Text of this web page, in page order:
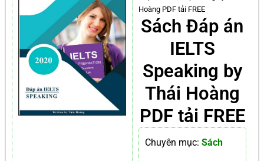
Hoàng PDF tải FREE
Sách Đáp án
IELTS
Speaking by
Thái Hoàng
PDF tải FREE
Chuyên mục: Sách